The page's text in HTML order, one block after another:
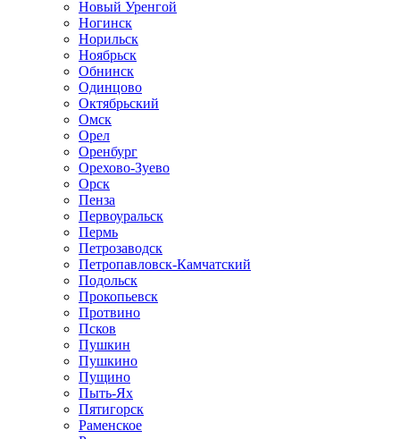
Новый Уренгой
Ногинск
Норильск
Ноябрьск
Обнинск
Одинцово
Октябрьский
Омск
Орел
Оренбург
Орехово-Зуево
Орск
Пенза
Первоуральск
Пермь
Петрозаводск
Петропавловск-Камчатский
Подольск
Прокопьевск
Протвино
Псков
Пушкин
Пушкино
Пущино
Пыть-Ях
Пятигорск
Раменское